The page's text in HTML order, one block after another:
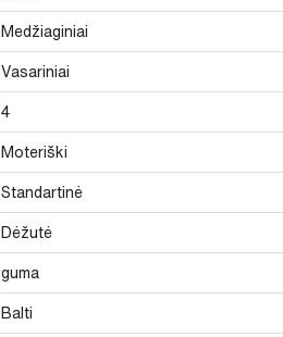
Medžiaginiai
Vasariniai
4
Moteriški
Standartinė
Dėžutė
guma
Balti